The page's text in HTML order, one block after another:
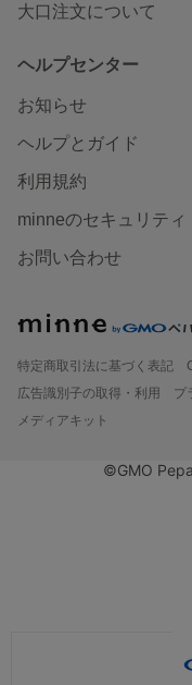
大口注文について
ヘルプセンター
お知らせ
ヘルプとガイド
利用規約
minneのセキュリティ
お問い合わせ
特定商取引法に基づく表記
広告識別子の取得・利用
プ
メディアキット
©GMO